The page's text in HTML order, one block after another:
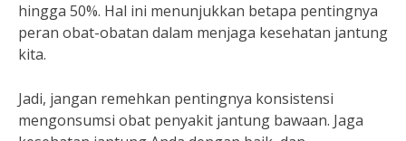
hingga 50%. Hal ini menunjukkan betapa pentingnya
peran obat-obatan dalam menjaga kesehatan jantung
kita.
Jadi, jangan remehkan pentingnya konsistensi
mengonsumsi obat penyakit jantung bawaan. Jaga